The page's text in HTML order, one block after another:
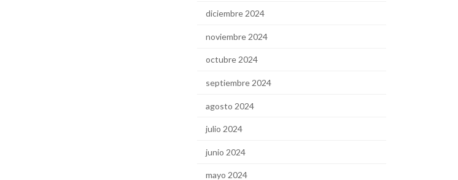
diciembre 2024
noviembre 2024
octubre 2024
septiembre 2024
agosto 2024
julio 2024
junio 2024
mayo 2024